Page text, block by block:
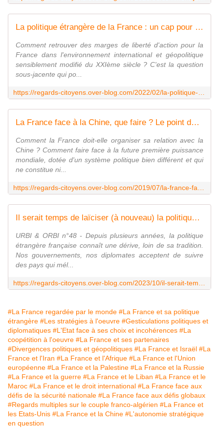
La politique étrangère de la France : un cap pour les trente prochaines années, par Thierry de Montbrial - GeoStrategia - L'agora stratégique 2.0 - Regards citoyens
Comment retrouver des marges de liberté d'action pour la
France dans l'environnement international et géopolitique
sensiblement modifié du XXIème siècle ? C'est la question
sous-jacente qui po...
La France face à la Chine, que faire ? Le point de vue de Pascal Boniface (iris-france.org) - Regards citoyens
Comment la France doit-elle organiser sa relation avec la
Chine ? Comment faire face à la future première puissance
mondiale, dotée d'un système politique bien différent et qui
ne constitue ni...
Il serait temps de laïciser (à nouveau) la politique étrangère française, par Edouard Husson (lecourrierdesstrateges.fr) - Regards citoyens
URBI & ORBI n°48 - Depuis plusieurs années, la politique
étrangère française connaît une dérive, loin de sa tradition.
Nos gouvernements, nos diplomates acceptent de suivre
des pays qui mél...
#La France regardée par le monde #La France et sa politique
étrangère #Les stratégies à l'oeuvre #Gesticulations politiques et
diplomatiques #L'Etat face à ses choix et incohérences #La
coopétition à l'oeuvre #La France et ses partenaires
#Divergences politiques et géopolitiques #La France et Israël #La
France et l'Iran #La France et l'Afrique #La France et l'Union
européenne #La France et la Palestine #La France et la Russie
#La France et la guerre #La France et le Liban #La France et le
Maroc #La France et le droit international #La France face aux
défis de la sécurité nationale #La France face aux défis globaux
#Regards multiples sur le couple franco-algérien #La France et
les Etats-Unis #La France et la Chine #L'autonomie stratégique
en question